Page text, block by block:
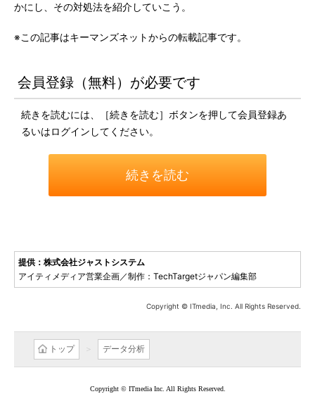
かにし、その対処法を紹介していこう。
※この記事はキーマンズネットからの転載記事です。
会員登録（無料）が必要です
続きを読むには、［続きを読む］ボタンを押して会員登録あ
るいはログインしてください。
続きを読む
提供：株式会社ジャストシステム
アイティメディア営業企画／制作：TechTargetジャパン編集部
Copyright © ITmedia, Inc. All Rights Reserved.
トップ データ分析
Copyright © ITmedia Inc. All Rights Reserved.